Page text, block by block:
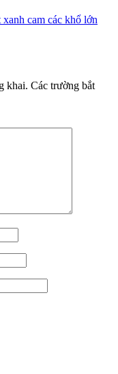
cam các khổ lớn
khai. Các trường bắt